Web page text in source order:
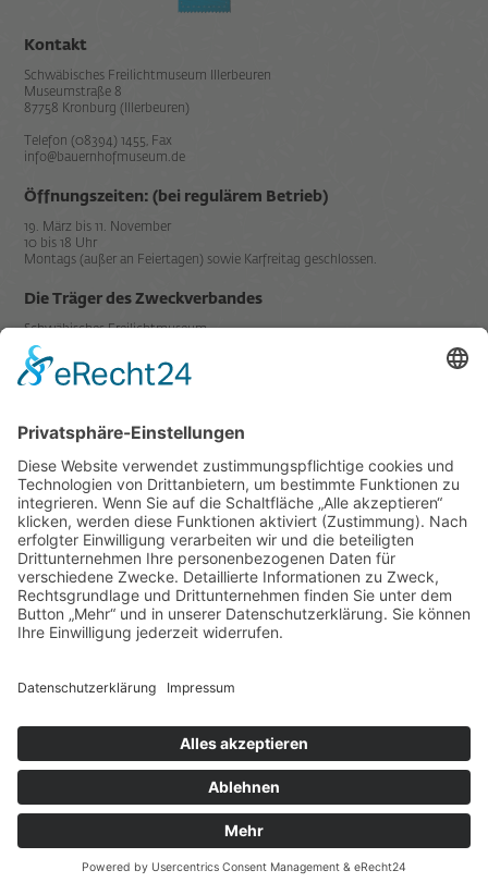
Kontakt
Schwäbisches Freilichtmuseum Illerbeuren
Museumstraße 8
87758 Kronburg (Illerbeuren)
Telefon (08394) 1455, Fax
info@bauernhofmuseum.de
Öffnungszeiten: (bei regulärem Betrieb)
19. März bis 11. November
10 bis 18 Uhr
Montags (außer an Feiertagen) sowie Karfreitag geschlossen.
Die Träger des Zweckverbandes
Schwäbisches Freilichtmuseum
Illerbeuren sind der
Datenschutz
Impressum
Links